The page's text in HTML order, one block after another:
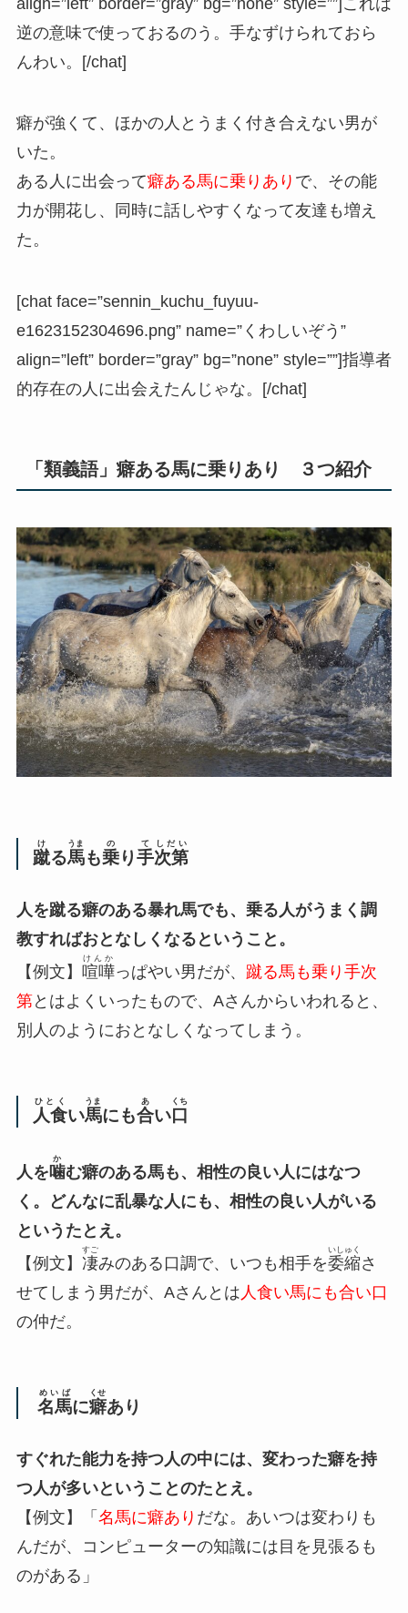
逆の意味で使っておるのう。手なずけられておら
んわい。[/chat]
癖が強くて、ほかの人とうまく付き合えない男が
いた。
ある人に出会って癖ある馬に乗りあり で、その能
力が開花し、同時に話しやすくなって友達も増え
た。
[chat face=”sennin_kuchu_fuyuu-
e1623152304696.png” name=”くわしいぞう”
align=”left” border=”gray” bg=”none” style=””]指導者
的存在の人に出会えたんじゃな。[/chat]
「類義語」癖ある馬に乗りあり ３つ紹介
蹴
け
る馬
うま
も乗
の
り手
て
次第
しだい
人を蹴る癖のある暴れ馬でも、乗る人がうまく調
教すればおとなしくなるということ。
【例文】 喧嘩
けんか
っぱやい男だが、 蹴る馬も乗り手次
第とはよくいったもので、Aさんからいわれると、
別人のようにおとなしくなってしまう。
人食
ひとく
い馬
うま
にも合
あ
い口
くち
人を噛
か
む癖のある馬も、相性の良い人にはなつ
く。どんなに乱暴な人にも、相性の良い人がいる
というたとえ。
【例文】 凄
すご
みのある口調で、いつも相手を委縮
いしゅく
さ
せてしまう男だが、Aさんとは 人食い馬にも合い口
の仲だ。
名馬
めいば
に癖
くせ
あり
すぐれた能力を持つ人の中には、変わった癖を持
つ人が多いということのたとえ。
【例文】「 名馬に癖あり だな。あいつは変わりも
んだが、コンピューターの知識には目を見張るも
のがある」